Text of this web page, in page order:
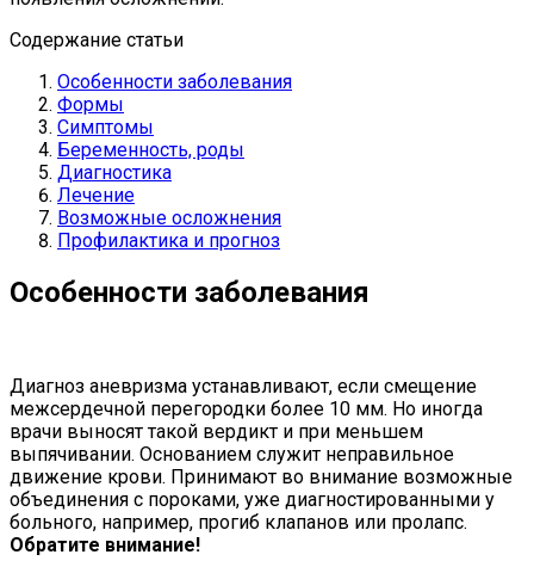
Содержание статьи
Особенности заболевания
Формы
Симптомы
Беременность, роды
Диагностика
Лечение
Возможные осложнения
Профилактика и прогноз
Особенности заболевания
Диагноз аневризма устанавливают, если смещение
межсердечной перегородки более 10 мм. Но иногда
врачи выносят такой вердикт и при меньшем
выпячивании. Основанием служит неправильное
движение крови. Принимают во внимание возможные
объединения с пороками, уже диагностированными у
больного, например, прогиб клапанов или пролапс.
Обратите внимание!